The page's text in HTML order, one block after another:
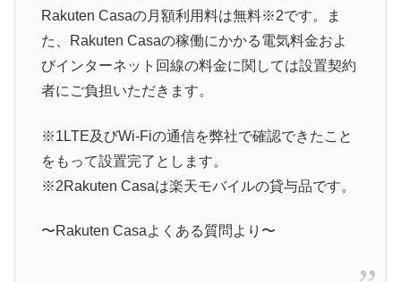
Rakuten Casaの月額利用料は無料※2です。ま
た、Rakuten Casaの稼働にかかる電気料金およ
びインターネット回線の料金に関しては設置契約
者にご負担いただきます。
※1 LTE及びWi-Fiの通信を弊社で確認できたこと
をもって設置完了とします。
※2Rakuten Casaは楽天モバイルの貸与品です。
〜Rakuten Casaよくある質問より〜